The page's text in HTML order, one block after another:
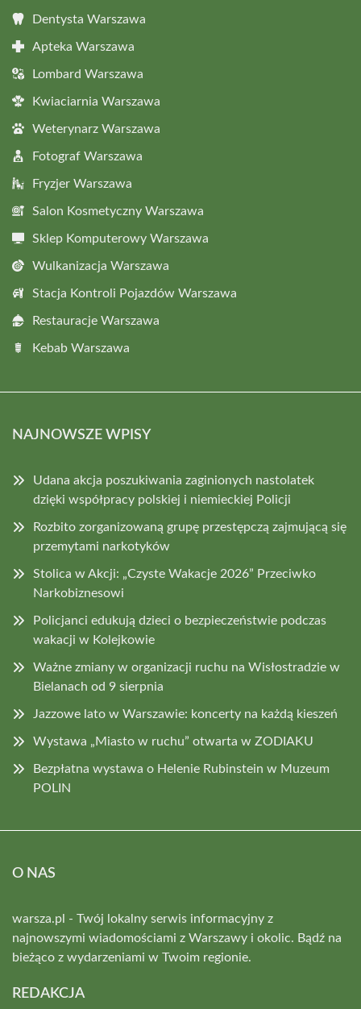
Dentysta Warszawa
Apteka Warszawa
Lombard Warszawa
Kwiaciarnia Warszawa
Weterynarz Warszawa
Fotograf Warszawa
Fryzjer Warszawa
Salon Kosmetyczny Warszawa
Sklep Komputerowy Warszawa
Wulkanizacja Warszawa
Stacja Kontroli Pojazdów Warszawa
Restauracje Warszawa
Kebab Warszawa
NAJNOWSZE WPISY
Udana akcja poszukiwania zaginionych nastolatek
dzięki współpracy polskiej i niemieckiej Policji
Rozbito zorganizowaną grupę przestępczą zajmującą się
przemytami narkotyków
Stolica w Akcji: „Czyste Wakacje 2026” Przeciwko
Narkobiznesowi
Policjanci edukują dzieci o bezpieczeństwie podczas
wakacji w Kolejkowie
Ważne zmiany w organizacji ruchu na Wisłostradzie w
Bielanach od 9 sierpnia
Jazzowe lato w Warszawie: koncerty na każdą kieszeń
Wystawa „Miasto w ruchu” otwarta w ZODIAKU
Bezpłatna wystawa o Helenie Rubinstein w Muzeum
POLIN
O NAS
warsza.pl - Twój lokalny serwis informacyjny z
najnowszymi wiadomościami z Warszawy i okolic. Bądź na
bieżąco z wydarzeniami w Twoim regionie.
REDAKCJA